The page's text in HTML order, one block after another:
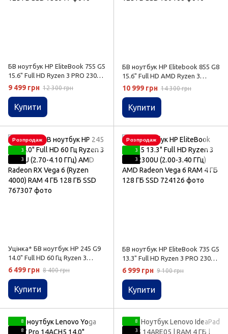
БВ ноутбук HP EliteBook 755 G5
15.6" Full HD Ryzen 3 PRO 2300U
(2.00-3.40 ГГц) AMD Radeon
Vega 6 RAM 4 ГБ 128 ГБ SSD
9 499 грн 12 300 грн
Купити
БВ ноутбук HP Elitebook 855 G8
15.6" Full HD AMD Ryzen 3
5450U (2.60-4.0 ГГц) AMD
Radeon Vega 6 RAM 4 ГБ 128 ГБ
SSD
10 999 грн 14 300 грн
Купити
Розпродаж
3
3
Уцінка* БВ ноутбук HP 245 G9
14.0" Full HD 60 Гц Ryzen 3
5425U (2.70-4.10 ГГц) AMD
Radeon RX Vega 6 (Ryzen 4000)
RAM 4 ГБ 128 ГБ SSD
6 499 грн 8 400 грн
Купити
Розпродаж
3
3
БВ ноутбук HP EliteBook 735 G5
13.3" Full HD Ryzen 3 PRO 2300U
(2.00-3.40 ГГц) AMD Radeon
Vega 6 RAM 4 ГБ 128 ГБ SSD
6 999 грн 9 100 грн
Купити
8
8
8
3